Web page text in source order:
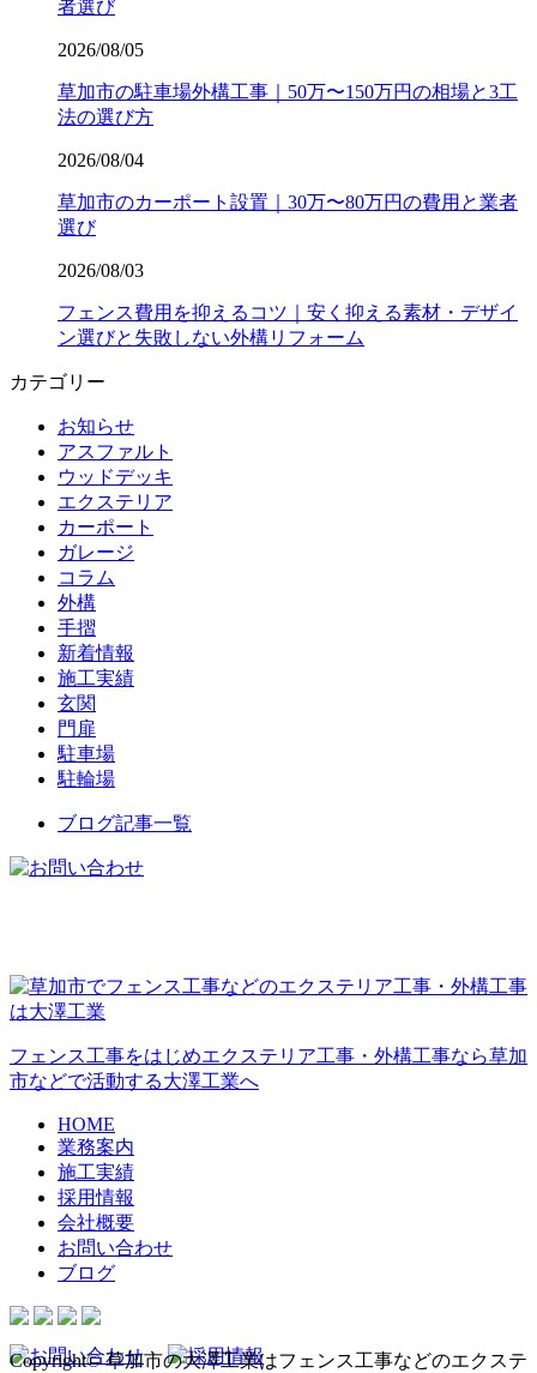
者選び
2026/08/05
草加市の駐車場外構工事｜50万〜150万円の相場と3工
法の選び方
2026/08/04
草加市のカーポート設置｜30万〜80万円の費用と業者
選び
2026/08/03
フェンス費用を抑えるコツ｜安く抑える素材・デザイ
ン選びと失敗しない外構リフォーム
カテゴリー
お知らせ
アスファルト
ウッドデッキ
エクステリア
カーポート
ガレージ
コラム
外構
手摺
新着情報
施工実績
玄関
門扉
駐車場
駐輪場
ブログ記事一覧
フェンス工事をはじめエクステリア工事・外構工事なら草加
市などで活動する大澤工業へ
HOME
業務案内
施工実績
採用情報
会社概要
お問い合わせ
ブログ
Copyright© 草加市の大澤工業はフェンス工事などのエクステ